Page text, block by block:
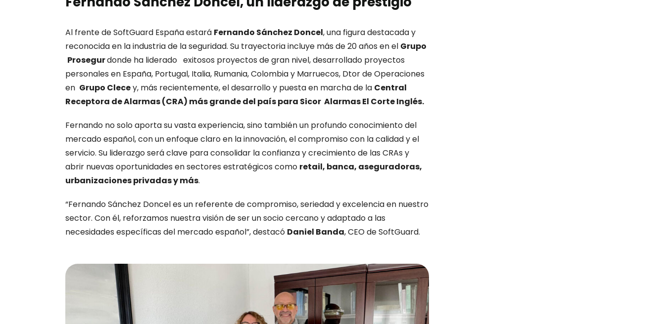
Al frente de SoftGuard España estará Fernando Sánchez Doncel, una figura destacada y
reconocida en la industria de la seguridad. Su trayectoria incluye más de 20 años en el Grupo
Prosegurdonde ha liderado exitosos proyectos de gran nivel, desarrollado proyectos
personales en España, Portugal, Italia, Rumania, Colombia y Marruecos, Dtor de Operaciones
en Grupo Clecey, más recientemente, el desarrollo y puesta en marcha de la Central
Receptora de Alarmas (CRA) más grande del país para Sicor AlarmasEl Corte Inglés.
Fernando no solo aporta su vasta experiencia, sino también un profundo conocimiento del
mercado español, con un enfoque claro en la innovación, el compromiso con la calidad y el
servicio. Su liderazgo será clave para consolidar la confianza y crecimiento de las CRAs y
abrir nuevas oportunidades en sectores estratégicos como retail, banca, aseguradoras,
urbanizaciones privadas y más.
“Fernando Sánchez Doncel es un referente de compromiso, seriedad y excelencia en nuestro
sector. Con él, reforzamos nuestra visión de ser un socio cercano y adaptado a las
necesidades específicas del mercado español”, destacó Daniel Banda, CEO de SoftGuard.